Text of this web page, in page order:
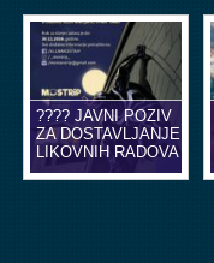
???? JAVNI POZIV
ZA DOSTAVLJANJE
LIKOVNIH RADOVA
U OBLIKU